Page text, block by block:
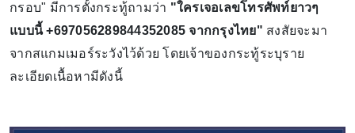
กรอบ" มีการตั้งกระทู้ถามว่า "ใครเจอเลขโทรศัพท์ยาวๆ
แบบนี้ +697056289844352085 จากกรุงไทย" สงสัยจะมา
จากสแกมเมอร์ระวังไว้ด้วย โดยเจ้าของกระทู้ระบุราย
ละเอียดเนื้อหามีดังนี้